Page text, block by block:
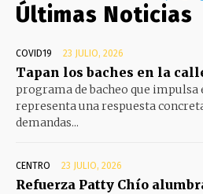
Últimas Noticias
COVID19 23 JULIO, 2026
Tapan los baches en la
programa de bacheo que
representa una respuesta
demandas...
CENTRO 23 JULIO, 2026
Refuerza Patty Chío